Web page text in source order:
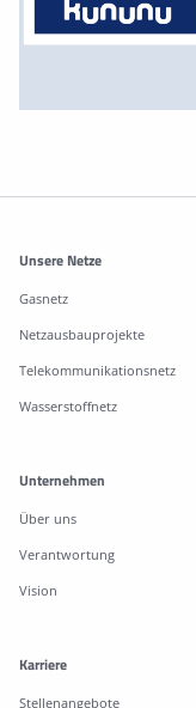
Weitere
Unsere Netze
Gasnetz
Netzausbauprojekte
Telekommunikationsnetz
Wasserstoffnetz
Unternehmen
Über uns
Verantwortung
Vision
Karriere
Stellenangebote